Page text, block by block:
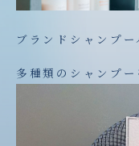
ブランドシャンプー
多種類のシャンプー